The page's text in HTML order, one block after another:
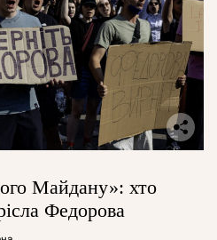
Майдану»: хто
Федорова